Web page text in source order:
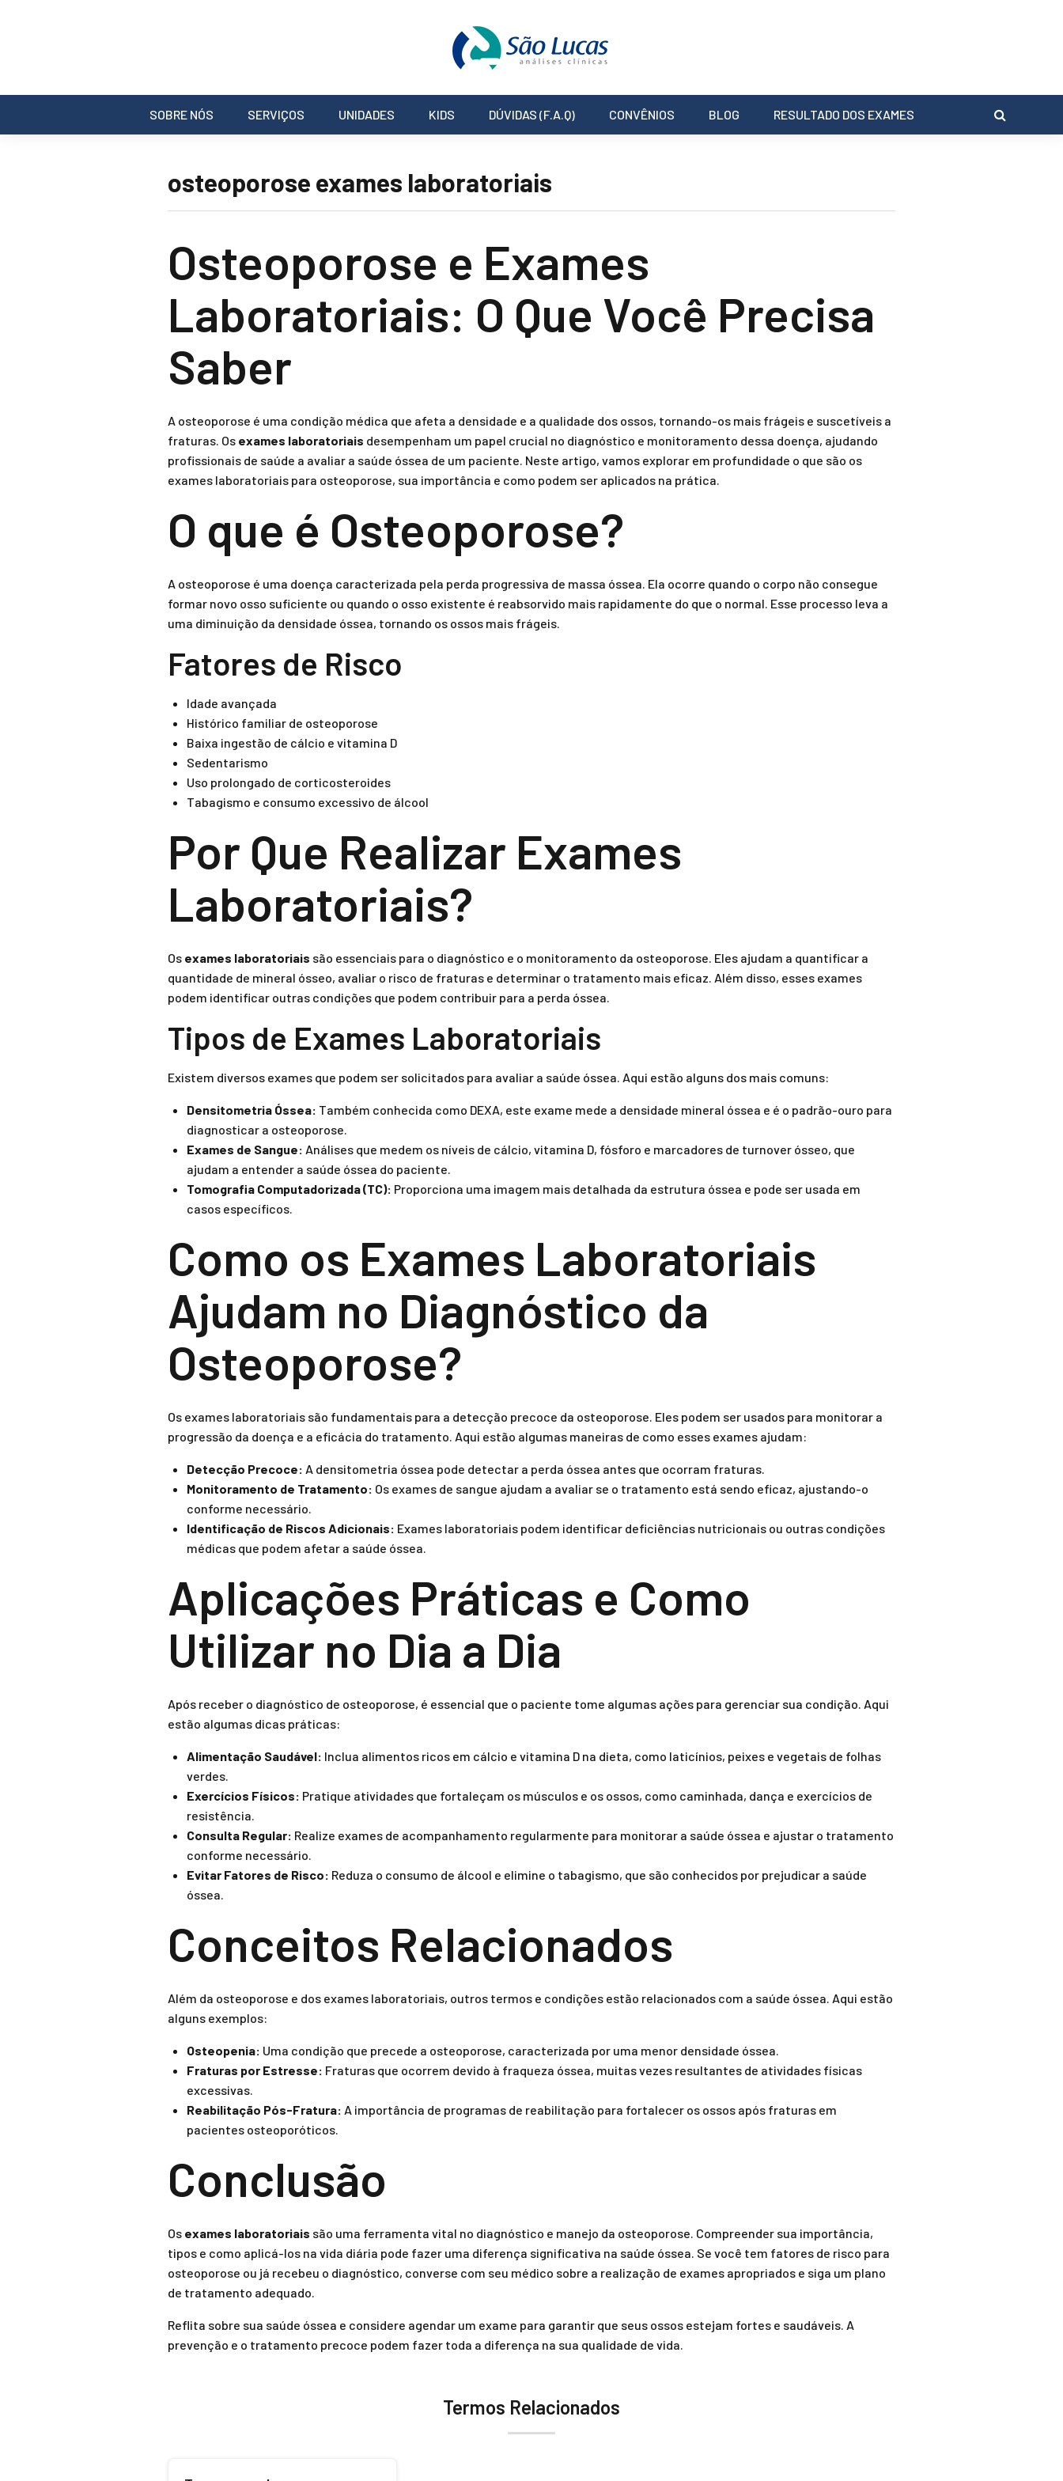
SOBRE NÓS SERVIÇOS UNIDADES KIDS DÚVIDAS (F.A.Q) CONVÊNIOS BLOG RESULTADO DOS EXAMES
osteoporose exames laboratoriais
Osteoporose e Exames
Laboratoriais: O Que Você Precisa
Saber
A osteoporose é uma condição médica que afeta a densidade e a qualidade dos ossos, tornando-os mais frágeis e suscetíveis a
fraturas. Os exames laboratoriais desempenham um papel crucial no diagnóstico e monitoramento dessa doença, ajudando
profissionais de saúde a avaliar a saúde óssea de um paciente. Neste artigo, vamos explorar em profundidade o que são os
exames laboratoriais para osteoporose, sua importância e como podem ser aplicados na prática.
O que é Osteoporose?
A osteoporose é uma doença caracterizada pela perda progressiva de massa óssea. Ela ocorre quando o corpo não consegue
formar novo osso suficiente ou quando o osso existente é reabsorvido mais rapidamente do que o normal. Esse processo leva a
uma diminuição da densidade óssea, tornando os ossos mais frágeis.
Fatores de Risco
Idade avançada
Histórico familiar de osteoporose
Baixa ingestão de cálcio e vitamina D
Sedentarismo
Uso prolongado de corticosteroides
Tabagismo e consumo excessivo de álcool
Por Que Realizar Exames
Laboratoriais?
Os exames laboratoriais são essenciais para o diagnóstico e o monitoramento da osteoporose. Eles ajudam a quantificar a
quantidade de mineral ósseo, avaliar o risco de fraturas e determinar o tratamento mais eficaz. Além disso, esses exames
podem identificar outras condições que podem contribuir para a perda óssea.
Tipos de Exames Laboratoriais
Existem diversos exames que podem ser solicitados para avaliar a saúde óssea. Aqui estão alguns dos mais comuns:
Densitometria Óssea: Também conhecida como DEXA, este exame mede a densidade mineral óssea e é o padrão-ouro para
diagnosticar a osteoporose.
Exames de Sangue: Análises que medem os níveis de cálcio, vitamina D, fósforo e marcadores de turnover ósseo, que
ajudam a entender a saúde óssea do paciente.
Tomografia Computadorizada (TC): Proporciona uma imagem mais detalhada da estrutura óssea e pode ser usada em
casos específicos.
Como os Exames Laboratoriais
Ajudam no Diagnóstico da
Osteoporose?
Os exames laboratoriais são fundamentais para a detecção precoce da osteoporose. Eles podem ser usados para monitorar a
progressão da doença e a eficácia do tratamento. Aqui estão algumas maneiras de como esses exames ajudam:
Detecção Precoce: A densitometria óssea pode detectar a perda óssea antes que ocorram fraturas.
Monitoramento de Tratamento: Os exames de sangue ajudam a avaliar se o tratamento está sendo eficaz, ajustando-o
conforme necessário.
Identificação de Riscos Adicionais: Exames laboratoriais podem identificar deficiências nutricionais ou outras condições
médicas que podem afetar a saúde óssea.
Aplicações Práticas e Como
Utilizar no Dia a Dia
Após receber o diagnóstico de osteoporose, é essencial que o paciente tome algumas ações para gerenciar sua condição. Aqui
estão algumas dicas práticas:
Alimentação Saudável: Inclua alimentos ricos em cálcio e vitamina D na dieta, como laticínios, peixes e vegetais de folhas
verdes.
Exercícios Físicos: Pratique atividades que fortaleçam os músculos e os ossos, como caminhada, dança e exercícios de
resistência.
Consulta Regular: Realize exames de acompanhamento regularmente para monitorar a saúde óssea e ajustar o tratamento
conforme necessário.
Evitar Fatores de Risco: Reduza o consumo de álcool e elimine o tabagismo, que são conhecidos por prejudicar a saúde
óssea.
Conceitos Relacionados
Além da osteoporose e dos exames laboratoriais, outros termos e condições estão relacionados com a saúde óssea. Aqui estão
alguns exemplos:
Osteopenia: Uma condição que precede a osteoporose, caracterizada por uma menor densidade óssea.
Fraturas por Estresse: Fraturas que ocorrem devido à fraqueza óssea, muitas vezes resultantes de atividades físicas
excessivas.
Reabilitação Pós-Fratura: A importância de programas de reabilitação para fortalecer os ossos após fraturas em
pacientes osteoporóticos.
Conclusão
Os exames laboratoriais são uma ferramenta vital no diagnóstico e manejo da osteoporose. Compreender sua importância,
tipos e como aplicá-los na vida diária pode fazer uma diferença significativa na saúde óssea. Se você tem fatores de risco para
osteoporose ou já recebeu o diagnóstico, converse com seu médico sobre a realização de exames apropriados e siga um plano
de tratamento adequado.
Reflita sobre sua saúde óssea e considere agendar um exame para garantir que seus ossos estejam fortes e saudáveis. A
prevenção e o tratamento precoce podem fazer toda a diferença na sua qualidade de vida.
Termos Relacionados